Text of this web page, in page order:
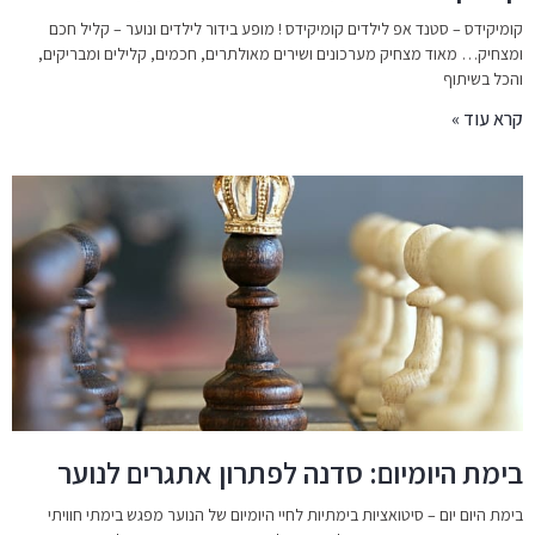
קומיקידס – סטנד אפ לילדים קומיקידס ! מופע בידור לילדים ונוער – קליל חכם
ומצחיק… מאוד מצחיק מערכונים ושירים מאולתרים, חכמים, קלילים ומבריקים,
והכל בשיתוף
קרא עוד »
בימת היומיום: סדנה לפתרון אתגרים לנוער
בימת היום יום – סיטואציות בימתיות לחיי היומיום של הנוער מפגש בימתי חוויתי